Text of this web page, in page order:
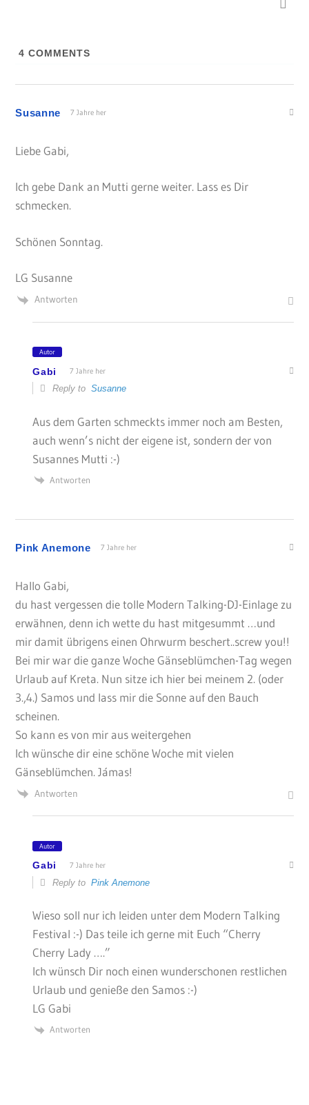
4 COMMENTS
Susanne 7 Jahre her
Liebe Gabi,
Ich gebe Dank an Mutti gerne weiter. Lass es Dir
schmecken.
Schönen Sonntag.
LG Susanne
Antworten
Autor
Gabi 7 Jahre her
Reply toSusanne
Aus dem Garten schmeckts immer noch am Besten,
auch wenn’s nicht der eigene ist, sondern der von
Susannes Mutti :-)
Antworten
Pink Anemone 7 Jahre her
Hallo Gabi,
du hast vergessen die tolle Modern Talking-DJ-Einlage zu
erwähnen, denn ich wette du hast mitgesummt …und
mir damit übrigens einen Ohrwurm beschert..screw you!!
Bei mir war die ganze Woche Gänseblümchen-Tag wegen
Urlaub auf Kreta. Nun sitze ich hier bei meinem 2. (oder
3.,4.) Samos und lass mir die Sonne auf den Bauch
scheinen.
So kann es von mir aus weitergehen
Ich wünsche dir eine schöne Woche mit vielen
Gänseblümchen. Jámas!
Antworten
Autor
Gabi 7 Jahre her
Reply toPink Anemone
Wieso soll nur ich leiden unter dem Modern Talking
Festival :-) Das teile ich gerne mit Euch “Cherry
Cherry Lady ….”
Ich wünsch Dir noch einen wunderschonen restlichen
Urlaub und genieße den Samos :-)
LG Gabi
Antworten